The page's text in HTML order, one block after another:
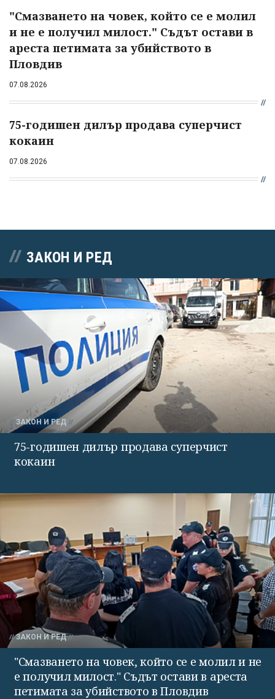
"Смазването на човек, който се е молил
и не е получил милост." Съдът остави в
ареста петимата за убийството в
Пловдив
07.08.2026
75-годишен дилър продава суперчист
кокаин
07.08.2026
ЗАКОН И РЕД
ЗАКОН И РЕД
75-годишен дилър продава суперчист
кокаин
ЗАКОН И РЕД
"Смазването на човек, който се е молил и не
е получил милост." Съдът остави в ареста
петимата за убийството в Пловдив